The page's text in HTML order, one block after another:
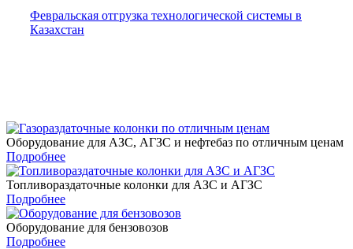
Февральская отгрузка технологической системы в
Казахстан
Оборудование для АЗС, АГЗС и нефтебаз по отличным ценам
Подробнее
Топливораздаточные колонки для АЗС и АГЗС
Подробнее
Оборудование для бензовозов
Подробнее